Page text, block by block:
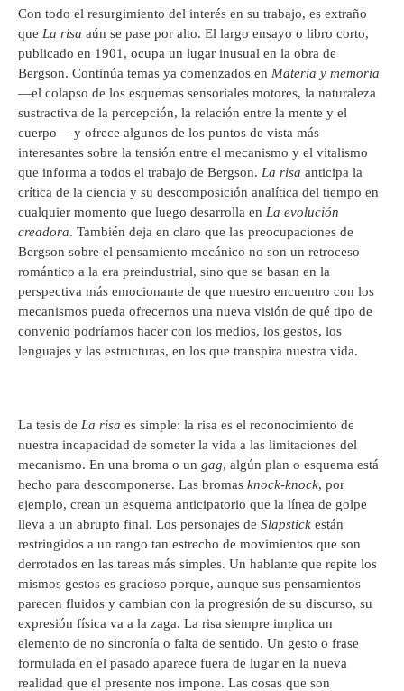
Con todo el resurgimiento del interés en su trabajo, es extraño
que La risa aún se pase por alto. El largo ensayo o libro corto,
publicado en 1901, ocupa un lugar inusual en la obra de
Bergson. Continúa temas ya comenzados en Materia y memoria
—el colapso de los esquemas sensoriales motores, la naturaleza
sustractiva de la percepción, la relación entre la mente y el
cuerpo— y ofrece algunos de los puntos de vista más
interesantes sobre la tensión entre el mecanismo y el vitalismo
que informa a todos el trabajo de Bergson. La risa anticipa la
crítica de la ciencia y su descomposición analítica del tiempo en
cualquier momento que luego desarrolla en La evolución
creadora. También deja en claro que las preocupaciones de
Bergson sobre el pensamiento mecánico no son un retroceso
romántico a la era preindustrial, sino que se basan en la
perspectiva más emocionante de que nuestro encuentro con los
mecanismos pueda ofrecernos una nueva visión de qué tipo de
convenio podríamos hacer con los medios, los gestos, los
lenguajes y las estructuras, en los que transpira nuestra vida.
La tesis de La risa es simple: la risa es el reconocimiento de
nuestra incapacidad de someter la vida a las limitaciones del
mecanismo. En una broma o un gag, algún plan o esquema está
hecho para descomponerse. Las bromas knock-knock, por
ejemplo, crean un esquema anticipatorio que la línea de golpe
lleva a un abrupto final. Los personajes de Slapstick están
restringidos a un rango tan estrecho de movimientos que son
derrotados en las tareas más simples. Un hablante que repite los
mismos gestos es gracioso porque, aunque sus pensamientos
parecen fluidos y cambian con la progresión de su discurso, su
expresión física va a la zaga. La risa siempre implica un
elemento de no sincronía o falta de sentido. Un gesto o frase
formulada en el pasado aparece fuera de lugar en la nueva
realidad que el presente nos impone. Las cosas que son